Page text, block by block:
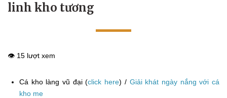
linh kho tương
👁️ 15 lượt xem
Cá kho làng vũ đại (click here) / Giải khát ngày nắng với cá
kho me